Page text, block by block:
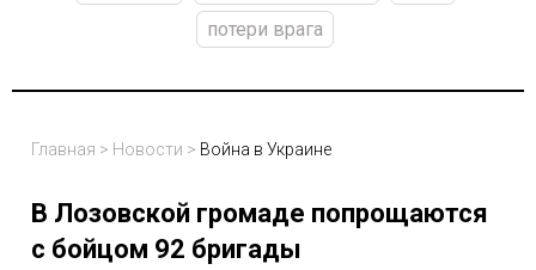
потери врага
Главная > Новости > Война в Украине
В Лозовской громаде попрощаются
с бойцом 92 бригады